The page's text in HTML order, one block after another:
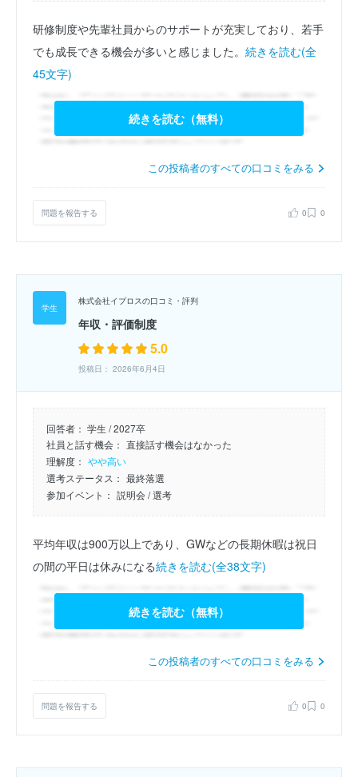
研修制度や先輩社員からのサポートが充実しており、若手
でも成長できる機会が多いと感じました。 続きを読む(全
45文字)
続きを読む（無料）
この投稿者のすべての口コミをみる
問題を報告する 0 0
株式会社イプロスの口コミ・評判
年収・評価制度
5.0
投稿日： 2026年6月4日
回答者： 学生 / 2027卒
社員と話す機会： 直接話す機会はなかった
理解度： やや高い
選考ステータス： 最終落選
参加イベント： 説明会/ 選考
平均年収は900万以上であり、GWなどの長期休暇は祝日
の間の平日は休みになる続きを読む(全38文字)
続きを読む（無料）
この投稿者のすべての口コミをみる
問題を報告する 0 0